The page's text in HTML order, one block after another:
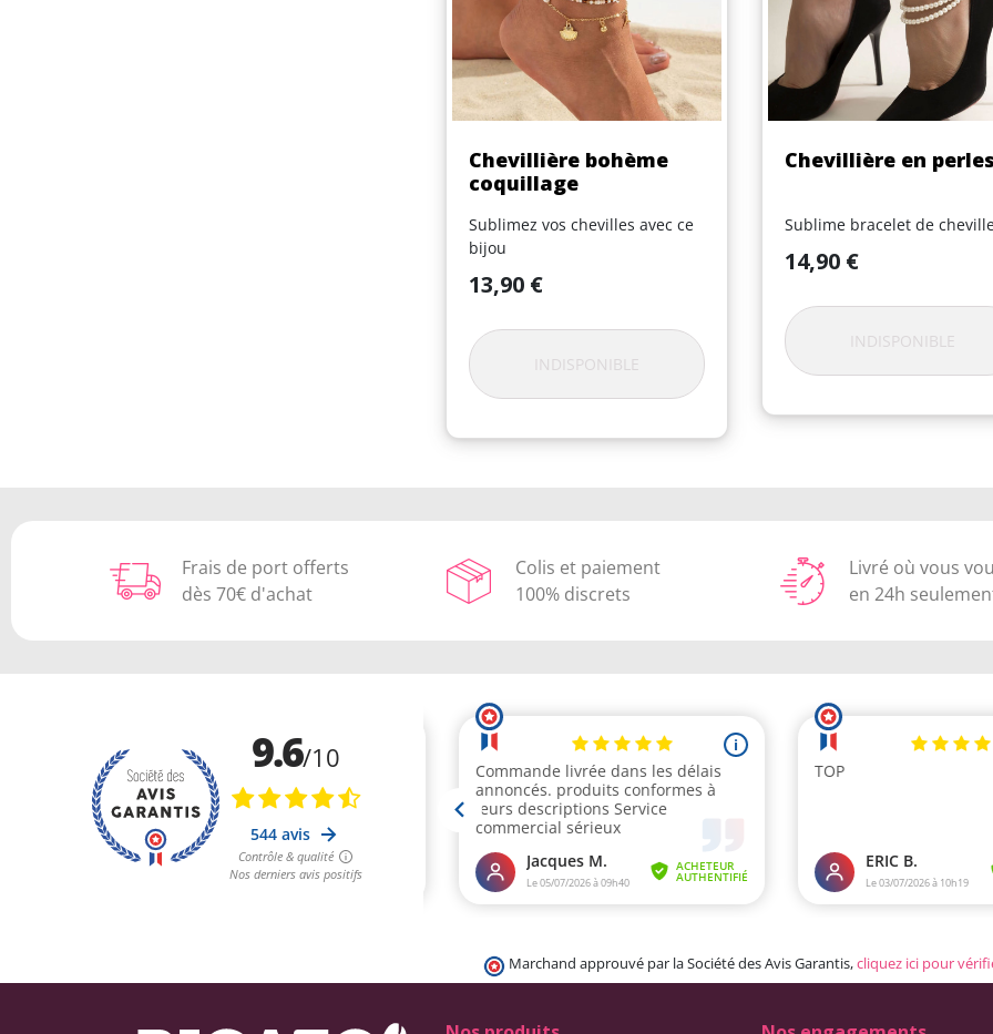
Aperçu rapide
Chevillière bohème
coquillage
Sublimez vos chevilles avec ce
bijou
Prix
13,90 €
INDISPONIBLE
Aperçu rapide
Chevillière en
Sublime bracelet de
Prix
14,90 €
INDISPONIBLE
Frais de port offerts
dès 70€ d'achat
Colis et paiement
100% discrets
Livré où vous
en 24h
Marchand approuvé par la Société des Avis Garantis,cliquez ici pour